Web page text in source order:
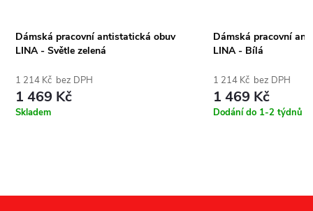
Dámská pracovní antistatická obuv
LINA - Světle zelená
1 214 Kč bez DPH
1 469 Kč
Skladem
Dámská pracovní
LINA - Bílá
1 214 Kč bez DPH
1 469 Kč
Dodání do 1-2 týdnů